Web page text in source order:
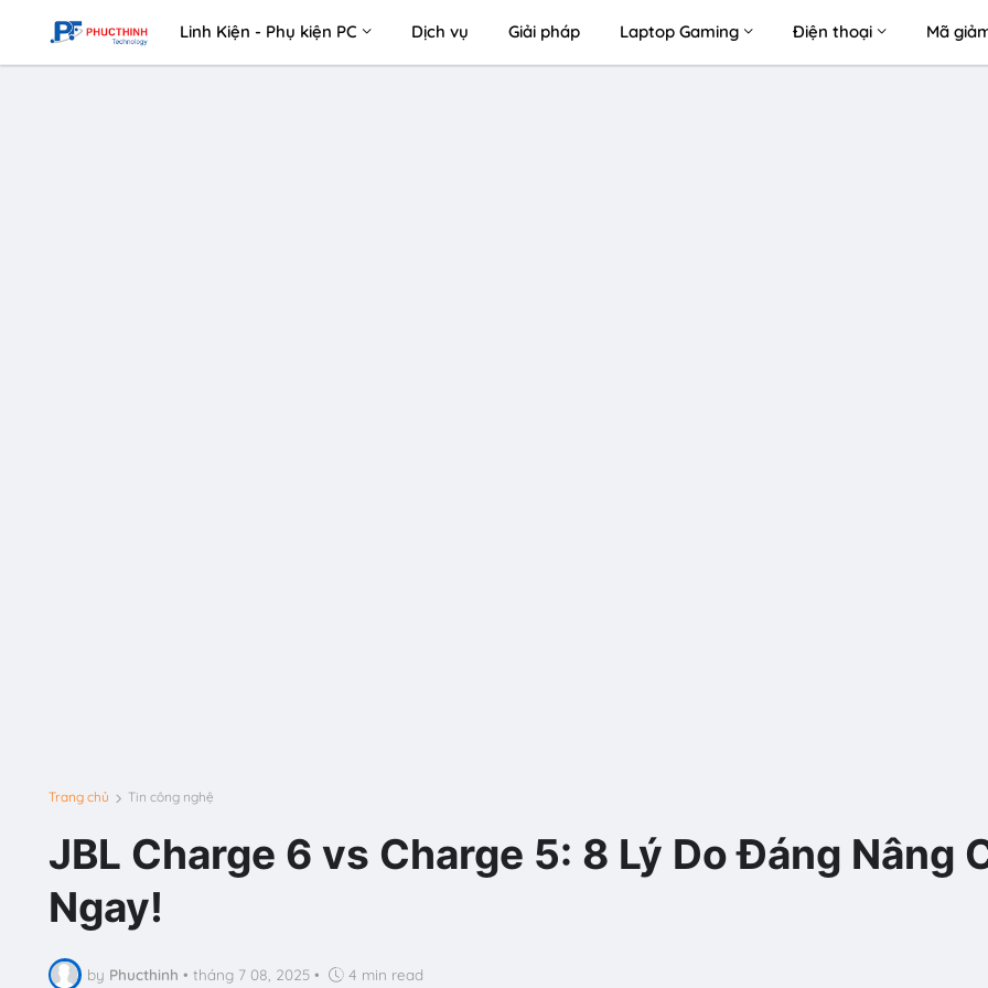
Linh Kiện - Phụ kiện PC Dịch vụ Giải pháp Laptop Gaming Điện thoại Mã
Trang chủ Tin công nghệ
JBL Charge 6 vs Charge 5: 8 Lý Do Đáng Nâng
Ngay!
by Phucthinh • tháng 7 08, 2025 • 4 min read